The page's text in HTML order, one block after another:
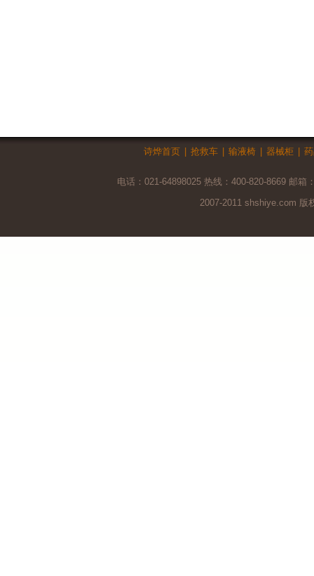
诗烨首页 抢救车 输液椅 器械柜
电话：021-64898025 热线：400-820-8669 邮箱
2007-2011 shshiye.com 版